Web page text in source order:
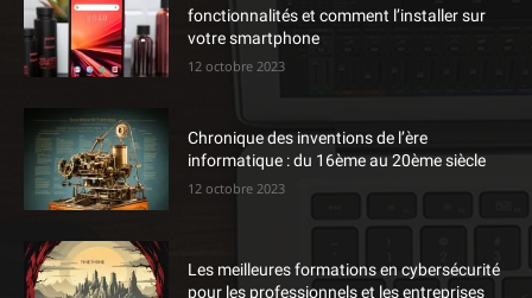
fonctionnalités et comment l’installer sur
votre smartphone
12 octobre 2023
Chronique des inventions de l’ère
informatique : du 16ème au 20ème siècle
12 octobre 2023
Les meilleures formations en cybersécurité
pour les professionnels et les entreprises